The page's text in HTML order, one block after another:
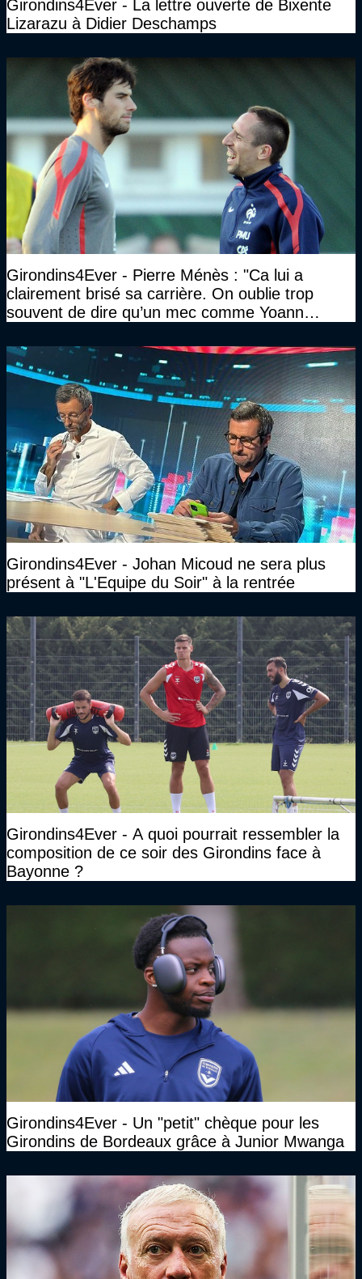
Girondins4Ever - La lettre ouverte de Bixente
Lizarazu à Didier Deschamps
Girondins4Ever - Pierre Ménès : "Ca lui a
clairement brisé sa carrière. On oublie trop
souvent de dire qu’un mec comme Yoann
Girondins4Ever - Johan Micoud ne sera plus
présent à "L'Equipe du Soir" à la rentrée
Girondins4Ever - A quoi pourrait ressembler la
composition de ce soir des Girondins face à
Bayonne ?
Girondins4Ever - Un "petit" chèque pour les
Girondins de Bordeaux grâce à Junior Mwanga